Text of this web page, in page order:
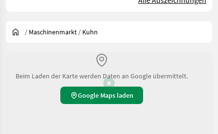
/ Maschinenmarkt / Kuhn
Beim Laden der Karte werden Daten an Google übermittelt.
Google Maps laden